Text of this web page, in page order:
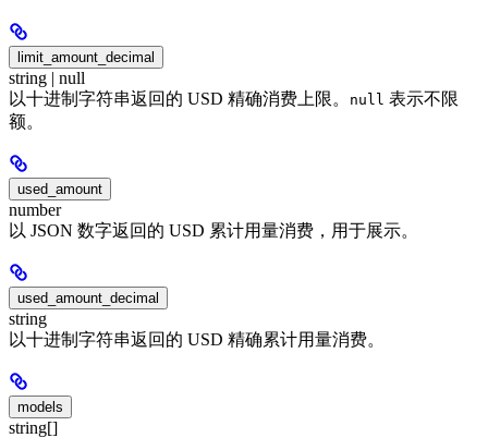
limit_amount_decimal
string | null
以十进制字符串返回的 USD 精确消费上限。
null 表示不限
额。
used_amount
number
以 JSON 数字返回的 USD 累计用量消费，用于展示。
used_amount_decimal
string
以十进制字符串返回的 USD 精确累计用量消费。
models
string[]